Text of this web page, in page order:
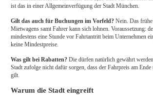
ist das in einer Allgemeinverfügung der Stadt München.
Gilt das auch für Buchungen im Vorfeld? Nein. Das
Mietwagens samt Fahrer kann sich lohnen. Voraussetzung:
mindestens eine Stunde vor Fahrtantritt beim Unternehmen
keine Mindestpreise.
Was gilt bei Rabatten? Die dürfen natürlich gewährt
Stadt zufolge nicht dafür sorgen, dass der Fahrpreis am
gilt.
Warum die Stadt eingreift